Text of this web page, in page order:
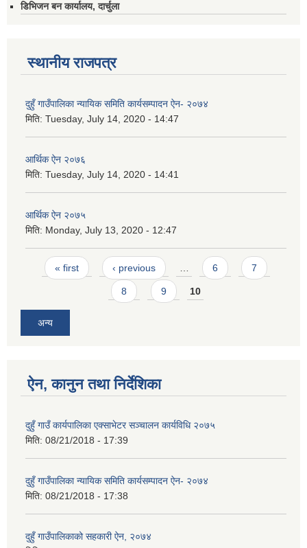
डिभिजन बन कार्यालय, दार्चुला
स्थानीय राजपत्र
दुहुँ गाउँपालिका न्यायिक समिति कार्यसम्पादन ऐन- २०७४
मिति: Tuesday, July 14, 2020 - 14:47
आर्थिक ऐन २०७६
मिति: Tuesday, July 14, 2020 - 14:41
आर्थिक ऐन २०७५
मिति: Monday, July 13, 2020 - 12:47
Pages
« first ‹ previous 6 7
8 9 10
अन्य
ऐन, कानुन तथा निर्देशिका
दुहुँ गाउँ कार्यपालिका एक्साभेटर सञ्चालन कार्यविधि २०७५
मिति: 08/21/2018 - 17:39
दुहुँ गाउँपालिका न्यायिक समिति कार्यसम्पादन ऐन- २०७४
मिति: 08/21/2018 - 17:38
दुहुँ गाउँपालिकाको सहकारी ऐन, २०७४